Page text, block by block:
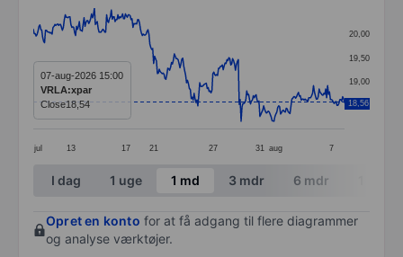
Line chart with 332 data points.
The chart has 1 X axis displaying categories.
The chart has 1 Y axis displaying values. Data ranges
jul 13 17 21 27 31 aug 7
18,50
19,00
19,50
20,00
18,56
07-aug-2026 15:00
VRLA:xpar
Close18,54
End of interactive chart.
I dag 1 uge 1 md 3 mdr 6 mdr
Opret en konto for at få adgang til flere diagrammer
og analyse værktøjer.